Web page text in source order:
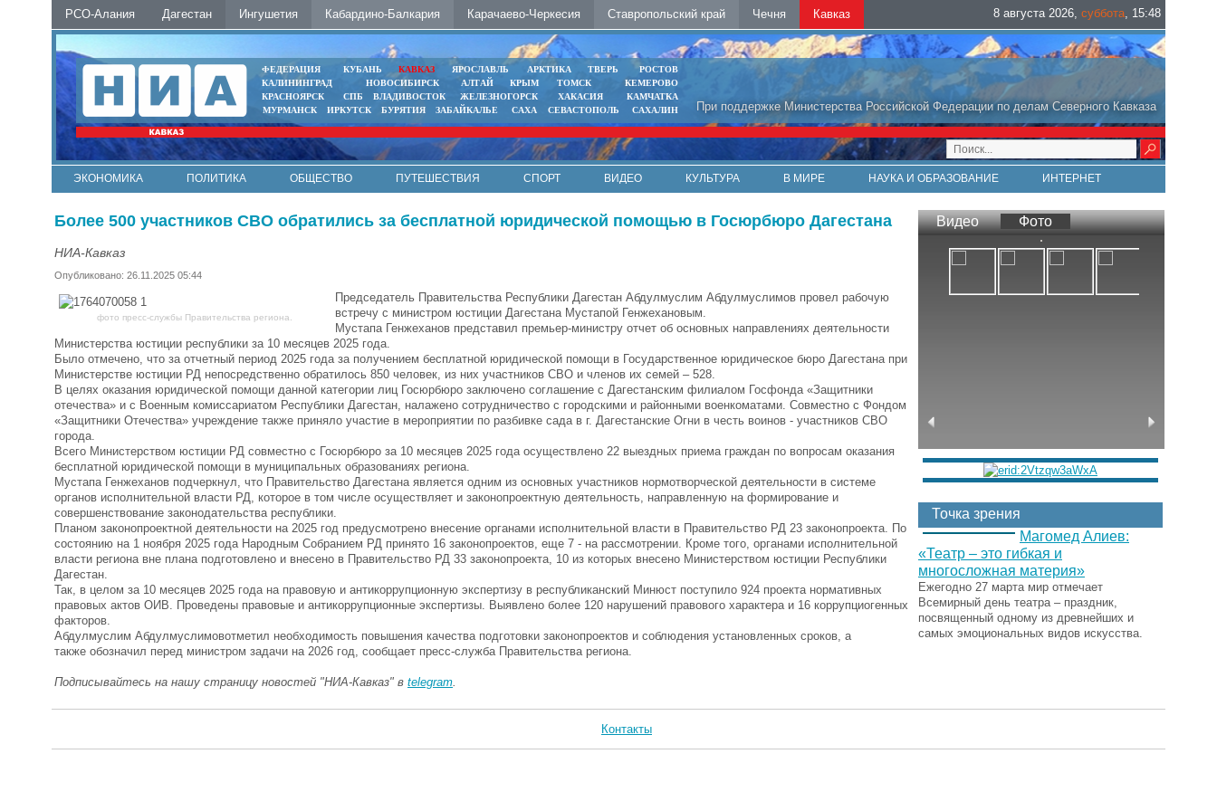
РСО-Алания Дагестан Ингушетия Кабардино-Балкария Карачаево-Черкесия Ставропольский край Чечня Кавказ 8 августа 2026, суббота, 15:48
При поддержке Министерства Российской Федерации по делам Северного Кавказа
ФЕДЕРАЦИЯ КУБАНЬ КАВКАЗ ЯРОСЛАВЛЬ АРКТИКА ТВЕРЬ
РОСТОВ
КАЛИНИНГРАД
НОВОСИБИРСК АЛТАЙ КРЫМ ТОМСК
КЕМЕРОВО
КРАСНОЯРСК
СПБ ВЛАДИВОСТОК ЖЕЛЕЗНОГОРСК ХАКАСИЯ
КАМЧАТКА
МУРМАНСК
ИРКУТСК БУРЯТИЯ ЗАБАЙКАЛЬЕ САХА СЕВАСТОПОЛЬ САХАЛИН
ЭКОНОМИКА ПОЛИТИКА ОБЩЕСТВО ПУТЕШЕСТВИЯ СПОРТ ВИДЕО КУЛЬТУРА В МИРЕ НАУКА И ОБРАЗОВАНИЕ
ИНТЕРНЕТ
Более 500 участников СВО обратились за бесплатной юридической помощью в Госюрбюро Дагестана
НИА-Кавказ
Опубликовано: 26.11.2025 05:44
фото пресс-службы Правительства региона.
Председатель Правительства Республики Дагестан Абдулмуслим Абдулмуслимов провел рабочую
встречу с министром юстиции Дагестана Мустапой Генжехановым.
Мустапа Генжеханов представил премьер-министру отчет об основных направлениях деятельности
Министерства юстиции республики за 10 месяцев 2025 года.
Было отмечено, что за отчетный период 2025 года за получением бесплатной юридической помощи в Государственное юридическое бюро Дагестана при
Министерстве юстиции РД непосредственно обратилось 850 человек, из них участников СВО и членов их семей – 528.
В целях оказания юридической помощи данной категории лиц Госюрбюро заключено соглашение с Дагестанским филиалом Госфонда «Защитники
отечества» и с Военным комиссариатом Республики Дагестан, налажено сотрудничество с городскими и районными военкоматами. Совместно с Фондом
«Защитники Отечества» учреждение также приняло участие в мероприятии по разбивке сада в г. Дагестанские Огни в честь воинов - участников СВО
города.
Всего Министерством юстиции РД совместно с Госюрбюро за 10 месяцев 2025 года осуществлено 22 выездных приема граждан по вопросам оказания
бесплатной юридической помощи в муниципальных образованиях региона.
Мустапа Генжеханов подчеркнул, что Правительство Дагестана является одним из основных участников нормотворческой деятельности в системе
органов исполнительной власти РД, которое в том числе осуществляет и законопроектную деятельность, направленную на формирование и
совершенствование законодательства республики.
Планом законопроектной деятельности на 2025 год предусмотрено внесение органами исполнительной власти в Правительство РД 23 законопроекта. По
состоянию на 1 ноября 2025 года Народным Собранием РД принято 16 законопроектов, еще 7 - на рассмотрении. Кроме того, органами исполнительной
власти региона вне плана подготовлено и внесено в Правительство РД 33 законопроекта, 10 из которых внесено Министерством юстиции Республики
Дагестан.
Так, в целом за 10 месяцев 2025 года на правовую и антикоррупционную экспертизу в республиканский Минюст поступило 924 проекта нормативных
правовых актов ОИВ.
Проведены правовые и антикоррупционные экспертизы . Выявлено более 120 нарушений правового характера и 16 коррупциогенных
факторов.
Абдулмуслим Абдулмуслимовотметил необходимость повышения качества подготовки законопроектов и соблюдения установленных сроков, а
также обозначил перед министром задачи на 2026 год, сообщает пресс-служба Правительства региона.
Подписывайтесь на нашу страницу новостей "НИА-Кавказ" в telegram
Видео Фото
Точка зрения
Магомед Алиев:
«Театр – это гибкая и
многосложная материя»
Ежегодно 27 марта мир отмечает
Всемирный день театра – праздник,
посвященный одному из древнейших и
самых эмоциональных видов искусства.
Контакты